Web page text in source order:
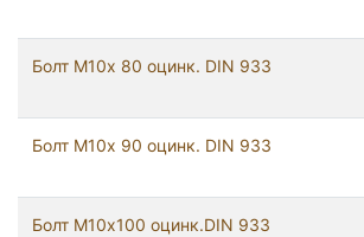
Болт М10х 80 оцинк. DIN 933
Болт М10х 90 оцинк. DIN 933
Болт М10х100 оцинк.DIN 933